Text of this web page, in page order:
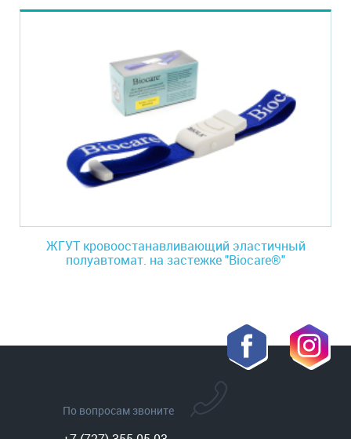
ЖГУТ кровоостанавливающий эластичный
полуавтомат. на застежке "Biocare®"
По вопросам звоните